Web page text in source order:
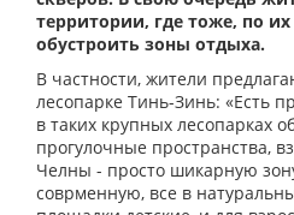
территории, где тоже, по
обустроить зоны отдыха.
В частности, жители
лесопарке Тинь-Зинь: «Есть
в таких крупных лесопарках
прогулочные пространства,
Челны - просто шикарную
соврменную, все в